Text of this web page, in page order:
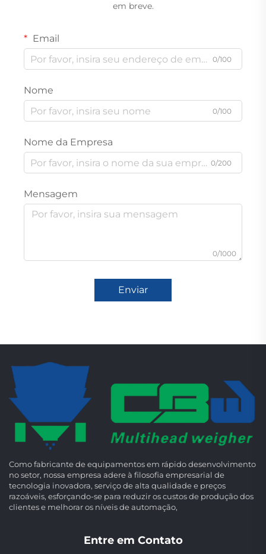
em breve.
Email
0/100
Nome
0/100
Nome da Empresa
0/200
Mensagem
0/1000
Enviar
Como fabricante de equipamentos em rápido desenvolvimento
no setor, nossa empresa adere à filosofia empresarial de
tecnologia inovadora, serviço de alta qualidade e preços
razoáveis, esforçando-se para reduzir os custos de produção dos
clientes e melhorar os níveis de automação,
Entre em Contato